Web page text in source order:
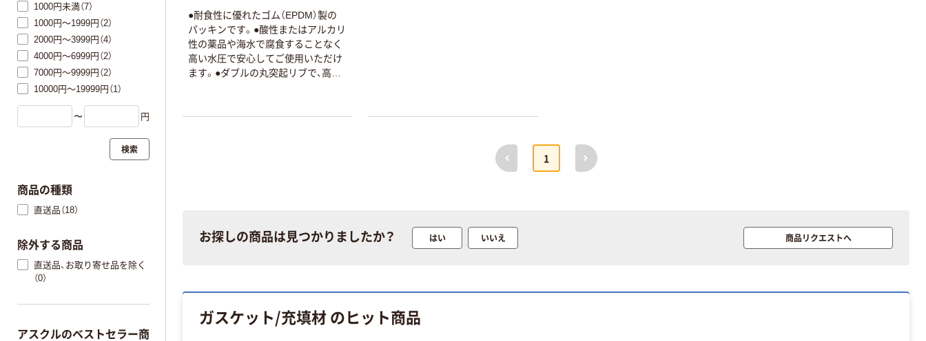
●耐食性に優れたゴム（EPDM）製の
パッキンです。●酸性またはアルカリ
性の薬品や海水で腐食することなく
高い水圧で安心してご使用いただけ
ます。●ダブルの丸突起リブで、高い
前へ
1
次へ
お探しの商品は見つかりましたか？ はい いいえ 商品リクエストへ
ガスケット/充填材 のヒット商品
1000円未満（7）
1000円～1999円（2）
2000円～3999円（4）
4000円～6999円（2）
7000円～9999円（2）
10000円～19999円（1）
〜 円
検索
商品の種類
直送品（18）
除外する商品
直送品、お取り寄せ品を除く
（0）
アスクルのベストセラー商